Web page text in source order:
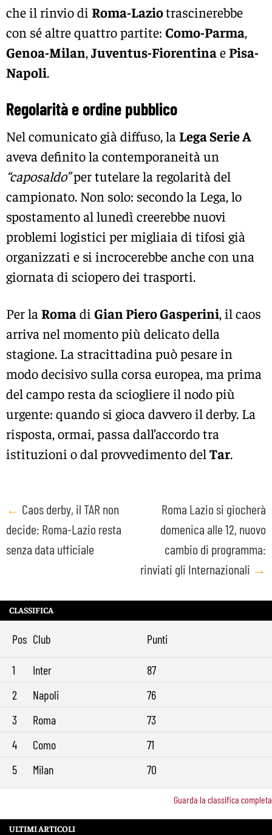
che il rinvio di Roma-Laziotrascinerebbe
con sé altre quattro partite: Como-Parma,
Genoa-Milan,Juventus-FiorentinaePisa-
Napoli.
Regolarità e ordine pubblico
Nel comunicato già diffuso, la Lega Serie A
aveva definito la contemporaneità un
“caposaldo”per tutelare la regolarità del
campionato. Non solo: secondo la Lega, lo
spostamento al lunedì creerebbe nuovi
problemi logistici per migliaia di tifosi già
organizzati e si incrocerebbe anche con una
giornata di sciopero dei trasporti.
Per la Romadi Gian Piero Gasperini, il caos
arriva nel momento più delicato della
stagione. La stracittadina può pesare in
modo decisivo sulla corsa europea, ma prima
del campo resta da sciogliere il nodo più
urgente: quando si gioca davvero il derby. La
risposta, ormai, passa dall’accordo tra
istituzioni o dal provvedimento del Tar.
Post
navigation
← Caos derby, il TAR non
decide: Roma-Lazio resta
senza data ufficiale
Roma Lazio si giocherà
domenica alle 12, nuovo
cambio di programma:
rinviati gli Internazionali →
CLASSIFICA
Pos Club Punti
1 Inter
87
2
Napoli
76
3
Roma
73
4
Como
71
5
Milan 70
Guarda la classifica completa
ULTIMI ARTICOLI